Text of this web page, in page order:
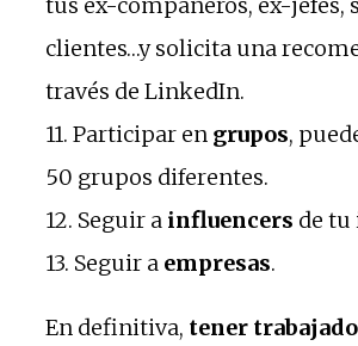
tus ex-compañeros, ex-jefes,
clientes…y solicita una
través de LinkedIn.
11. Participar en grupos,
50 grupos diferentes.
12. Seguir a influencers de tu
13. Seguir a empresas.
En definitiva, tener